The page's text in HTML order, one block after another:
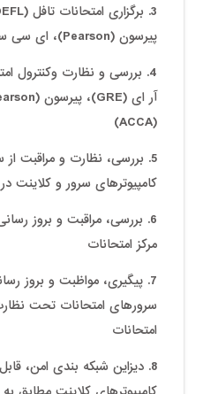
پیرسون (Pearson)، ای سی سی ای (ACCA)
(ACCA)
5. بررسی، نظارت و مراقبت
کامپیوترهای سرور و کلاینت
6. بررسی، مراقبت و بروز
مرکز امتحانات
7. پیگیری، مواظبت و بروز
سرورهای امتحانات تحت
امتحانات
8. دیزاین شبکه بندی امن،